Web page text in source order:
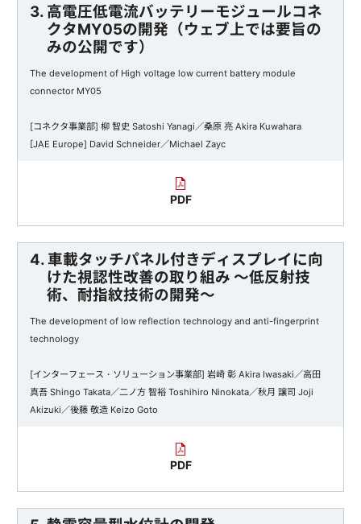
3. 高電圧低電流バッテリーモジュールコネ
クタMY05の開発（ウェブ上では要旨の
みの公開です）
The development of High voltage low current battery module
connector MY05
[コネクタ事業部] 柳 智史 Satoshi Yanagi／桑原 亮 Akira Kuwahara
[JAE Europe] David Schneider／Michael Zayc
PDF
4. 車載タッチパネル付きディスプレイに向
けた視認性改善の取り組み ～低反射技
術、耐指紋技術の開発～
The development of low reflection technology and anti-fingerprint
technology
[インターフェース・ソリューション事業部] 岩崎 彰 Akira Iwasaki／高田
真吾 Shingo Takata／二ノ方 智裕 Toshihiro Ninokata／秋月 譲司 Joji
Akizuki／後藤 敬造 Keizo Goto
PDF